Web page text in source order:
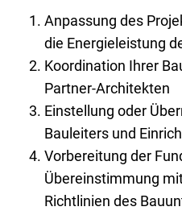
Anpassung des
die Energieleistung
Koordination Ihrer
Partner-Architekten
Einstellung oder
Bauleiters und
Vorbereitung der
Übereinstimmung
Richtlinien des